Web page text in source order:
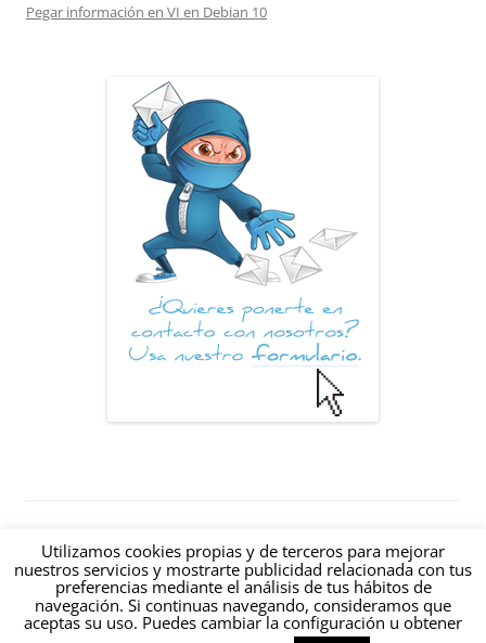
Pegar información en VI en Debian 10
Valencia (España) |
|RSS|
estamos@hablandodeinternet.com
Contacto·Aviso Legal·Política de Privacidad·Política de Cookies
Utilizamos cookies propias y de terceros para mejorar
nuestros servicios y mostrarte publicidad relacionada con tus
preferencias mediante el análisis de tus hábitos de
navegación. Si continuas navegando, consideramos que
aceptas su uso. Puedes cambiar la configuración u obtener